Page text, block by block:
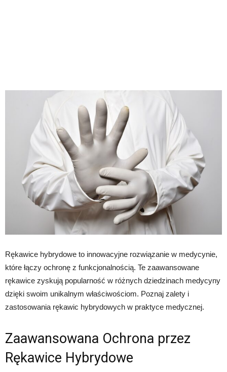
Rękawice hybrydowe to innowacyjne rozwiązanie w medycynie,
które łączy ochronę z funkcjonalnością. Te zaawansowane
rękawice zyskują popularność w różnych dziedzinach medycyny
dzięki swoim unikalnym właściwościom. Poznaj zalety i
zastosowania rękawic hybrydowych w praktyce medycznej.
Zaawansowana Ochrona przez
Rękawice Hybrydowe